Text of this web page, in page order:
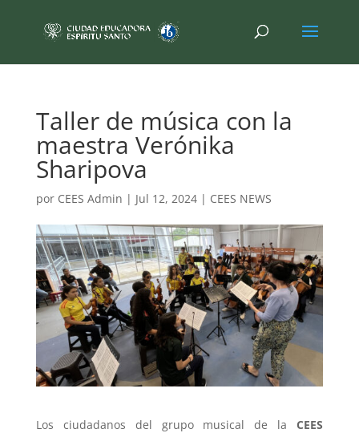
Taller de música con la
maestra Verónika
Sharipova
por CEES Admin | Jul 12, 2024| CEES NEWS
Los ciudadanos del grupo musical de laCEES